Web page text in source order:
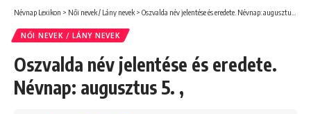
Névnap Lexikon > Női nevek / Lány nevek > Oszvalda név jelentése és eredete. Névnap: augusztus 5. ,
NŐI NEVEK / LÁNY NEVEK
Oszvalda név jelentése és eredete.
Névnap: augusztus 5. ,